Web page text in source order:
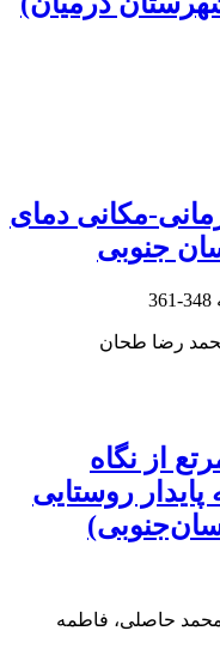
مکانی دمای
جنوبی
348-361
رضا طحان
از نگاه
روستایی
حاصلی، فاطمه